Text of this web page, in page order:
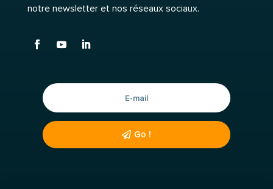
notre newsletter et nos réseaux sociaux.
Go !